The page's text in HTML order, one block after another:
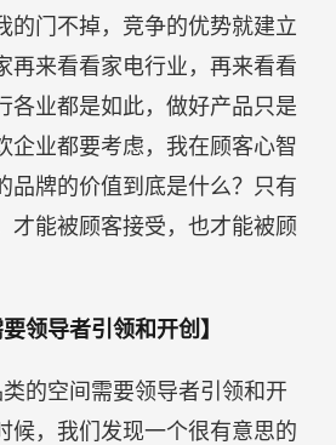
的门不掉，竞争的优势就建立
再来看看家电行业，再来看看
各业都是如此，做好产品只是
企业都要考虑，我在顾客心智
品牌的价值到底是什么？只有
才能被顾客接受，也才能被顾
领导者引领和开创】
的空间需要领导者引领和开
候，我们发现一个很有意思的